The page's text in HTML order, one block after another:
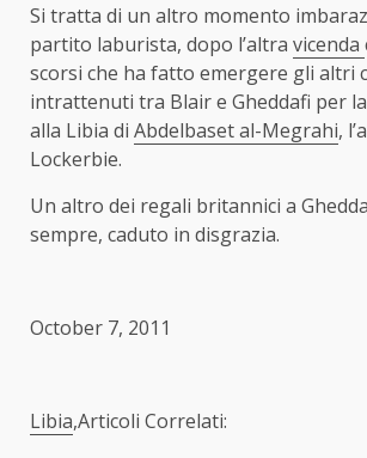
Si tratta di un altro momento
partito laburista, dopo l’altra vicenda
scorsi che ha fatto emergere gli altri
intrattenuti tra Blair e Gheddafi per
alla Libia di Abdelbaset al-Megrahi,
Lockerbie.
Un altro dei regali britannici a
sempre, caduto in disgrazia.
October 7, 2011
Libia,Articoli Correlati: